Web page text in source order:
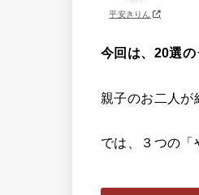
平安きりん
今回は、20選
親子のお二人が
では、３つの「